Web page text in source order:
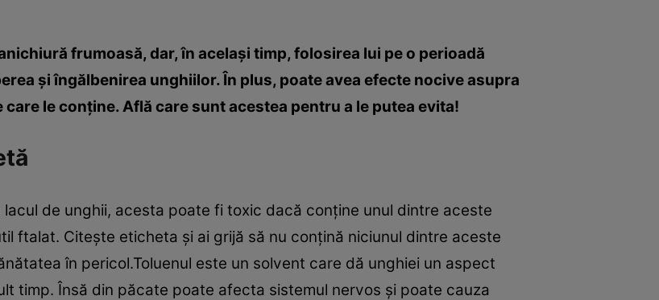
frumoasă, dar, în acelaşi timp, folosirea lui pe o perioadă
şi îngălbenirea unghiilor. În plus, poate avea efecte nocive asupra
le conţine. Află care sunt acestea pentru a le putea evita!
de unghii, acesta poate fi toxic dacă conţine unul dintre aceste
ftalat. Citeşte eticheta şi ai grijă să nu conţină niciunul dintre aceste
în pericol.Toluenul este un solvent care dă unghiei un aspect
timp. Însă din păcate poate afecta sistemul nervos şi poate cauza